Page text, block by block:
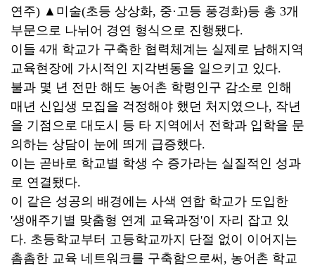
연주) ▲미술(초등 상상화, 중·고등 풍경화)등 총 3개
부문으로 나뉘어 경연 형식으로 진행됐다.
이들 4개 학교가 구축한 협력체계는 실제로 남해지역
교육현장에 가시적인 지각변동을 일으키고 있다.
불과 몇 년 전만 해도 농어촌 학령인구 감소로 인해
매년 신입생 모집을 걱정해야 했던 처지였으나, 작년
을 기점으로 대도시 등 타 지역에서 전학과 입학을 문
의하는 상담이 눈에 띄게 급증했다.
이는 곧바로 학교별 학생 수 증가라는 실질적인 성과
로 연결됐다.
이 같은 성공의 배경에는 사색 연합 학교가 도입한
'생애주기별 맞춤형 연계 교육과정'이 자리 잡고 있
다. 초등학교부터 고등학교까지 단절 없이 이어지는
촘촘한 교육 네트워크를 구축함으로써, 농어촌 학교